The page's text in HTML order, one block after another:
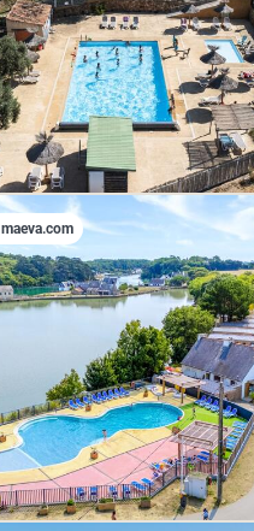
maeva.com